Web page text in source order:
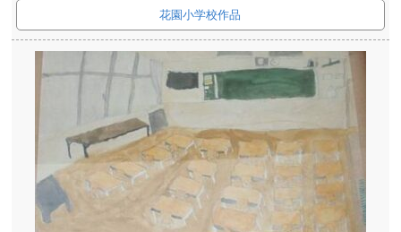
花園小学校作品